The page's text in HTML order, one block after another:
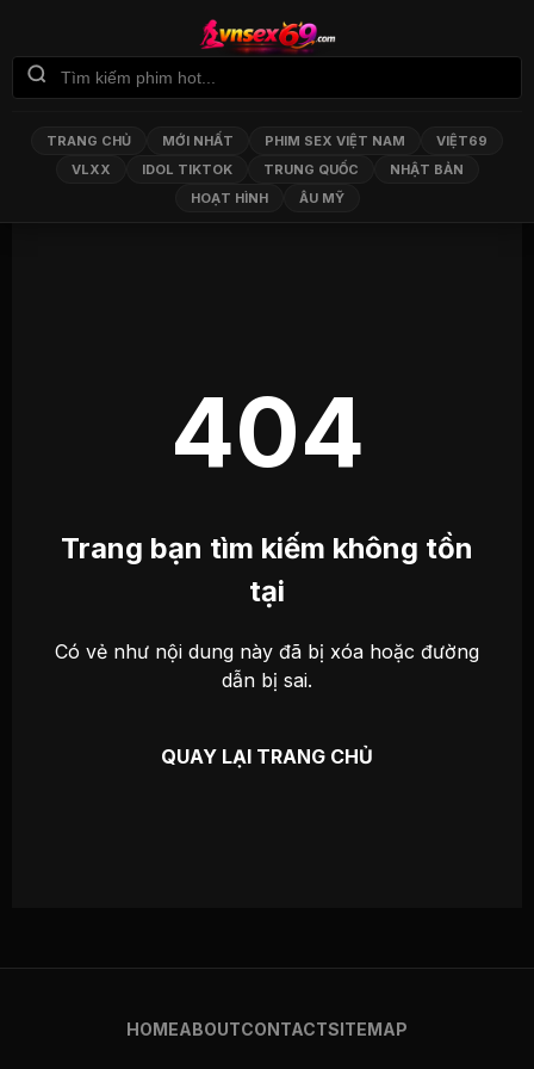
TRANG CHỦ MỚI NHẤT PHIM SEX VIỆT NAM
VIỆT69
VLXX
IDOL TIKTOK TRUNG QUỐC
NHẬT BẢN
HOẠT HÌNH
ÂU MỸ
404
Trang bạn tìm kiếm không tồn
tại
Có vẻ như nội dung này đã bị xóa hoặc đường
dẫn bị sai.
QUAY LẠI TRANG CHỦ
HOMEABOUTCONTACTSITEMAP